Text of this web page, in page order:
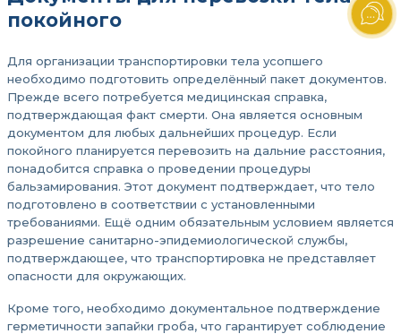
покойного
Для организации транспортировки тела усопшего
необходимо подготовить определённый пакет документов.
Прежде всего потребуется медицинская справка,
подтверждающая факт смерти. Она является основным
документом для любых дальнейших процедур. Если
покойного планируется перевозить на дальние расстояния,
понадобится справка о проведении процедуры
бальзамирования. Этот документ подтверждает, что тело
подготовлено в соответствии с установленными
требованиями. Ещё одним обязательным условием является
разрешение санитарно-эпидемиологической службы,
подтверждающее, что транспортировка не представляет
опасности для окружающих.
Кроме того, необходимо документальное подтверждение
герметичности запайки гроба, что гарантирует соблюдение